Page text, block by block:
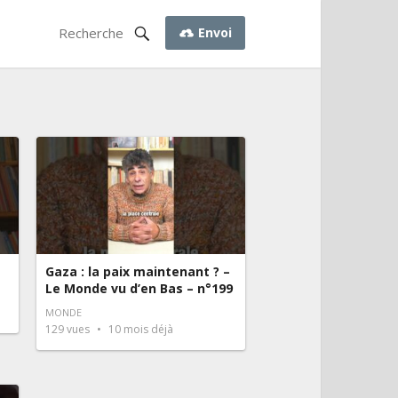
Envoi
Gaza : la paix maintenant ? –
Le Monde vu d’en Bas – n°199
MONDE
129vues 10 mois déjà